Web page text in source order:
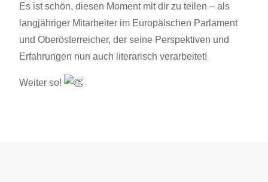
Es ist schön, diesen Moment mit dir zu teilen – als
langjähriger Mitarbeiter im Europäischen Parlament
und Oberösterreicher, der seine Perspektiven und
Erfahrungen nun auch literarisch verarbeitet!
Weiter so!